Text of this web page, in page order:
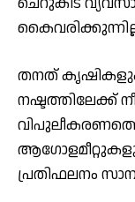
തനത്
നഷ്ടത്തിലേക്ക്
പ്രതിഫലനം